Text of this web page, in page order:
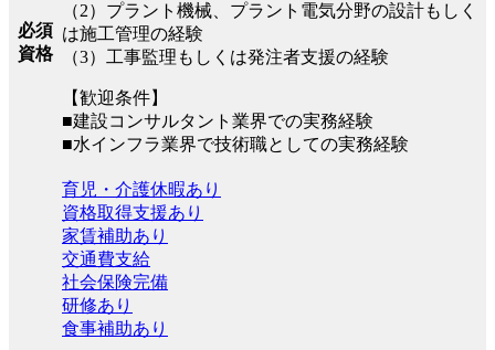
必須
資格
（2）プラント機械、プラント電気分野の設計もしく
は施工管理の経験
（3）工事監理もしくは発注者支援の経験
【歓迎条件】
■建設コンサルタント業界での実務経験
■水インフラ業界で技術職としての実務経験
育児・介護休暇あり
資格取得支援あり
家賃補助あり
交通費支給
社会保険完備
研修あり
食事補助あり